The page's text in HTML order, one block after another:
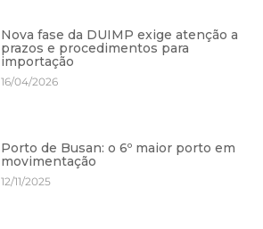
Nova fase da DUIMP exige atenção a
prazos e procedimentos para
importação
16/04/2026
Porto de Busan: o 6º maior porto em
movimentação
12/11/2025